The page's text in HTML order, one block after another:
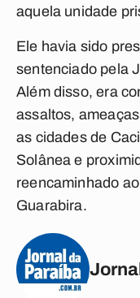
aquela unidade
Ele havia sido
sentenciado pela
Além disso, era
assaltos,
as cidades de
Solânea e
reencaminhado
Guarabira.